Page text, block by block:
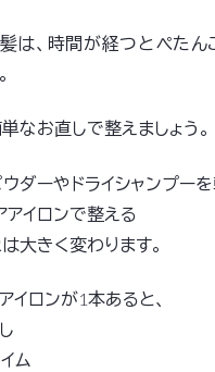
は、時間が経つとぺたん
なお直しで整えましょう。
ダーやドライシャンプー
アイロンで整える
大きく変わります。
イロンが1本あると、
ム